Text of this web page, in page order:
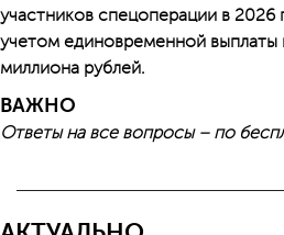
участников спецоперации в
учетом единовременной выплаты
миллиона рублей.
ВАЖНО
Ответы на все вопросы – по